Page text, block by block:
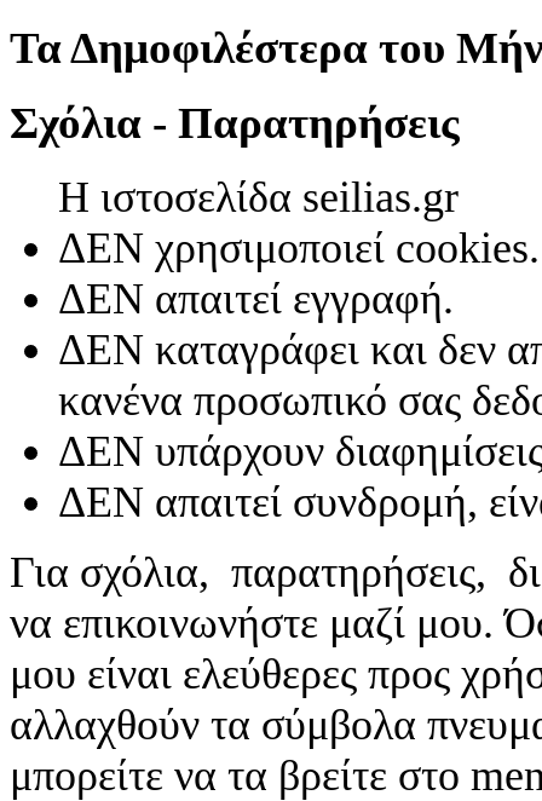
Τα Δημοφιλέστερα του
Σχόλια - Παρατηρήσεις
Η ιστοσελίδα seilias.gr
ΔΕΝ χρησιμοποιεί cookies.
ΔΕΝ απαιτεί εγγραφή.
ΔΕΝ καταγράφει και δεν
κανένα προσωπικό σας
ΔΕΝ υπάρχουν
ΔΕΝ απαιτεί συνδρομή,
Για σχόλια, παρατηρήσεις,
να επικοινωνήστε μαζί μου.
μου είναι ελεύθερες προς
αλλαχθούν τα σύμβολα
μπορείτε να τα βρείτε στο